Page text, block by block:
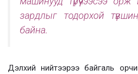
зардлыг тодорхой
байна.
Дэлхий нийтээрээ байгаль